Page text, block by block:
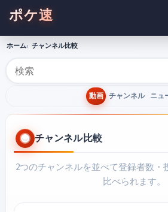
ポケ速
ホーム チャンネル比較
動画 チャンネル ニュ
チャンネル比較
2つのチャンネルを並べて登録者数・
比べられます。